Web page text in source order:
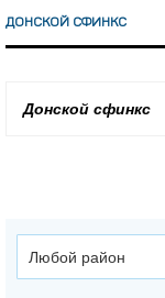
ДОНСКОЙ СФИНКС
Донской сфинкс
Любой район